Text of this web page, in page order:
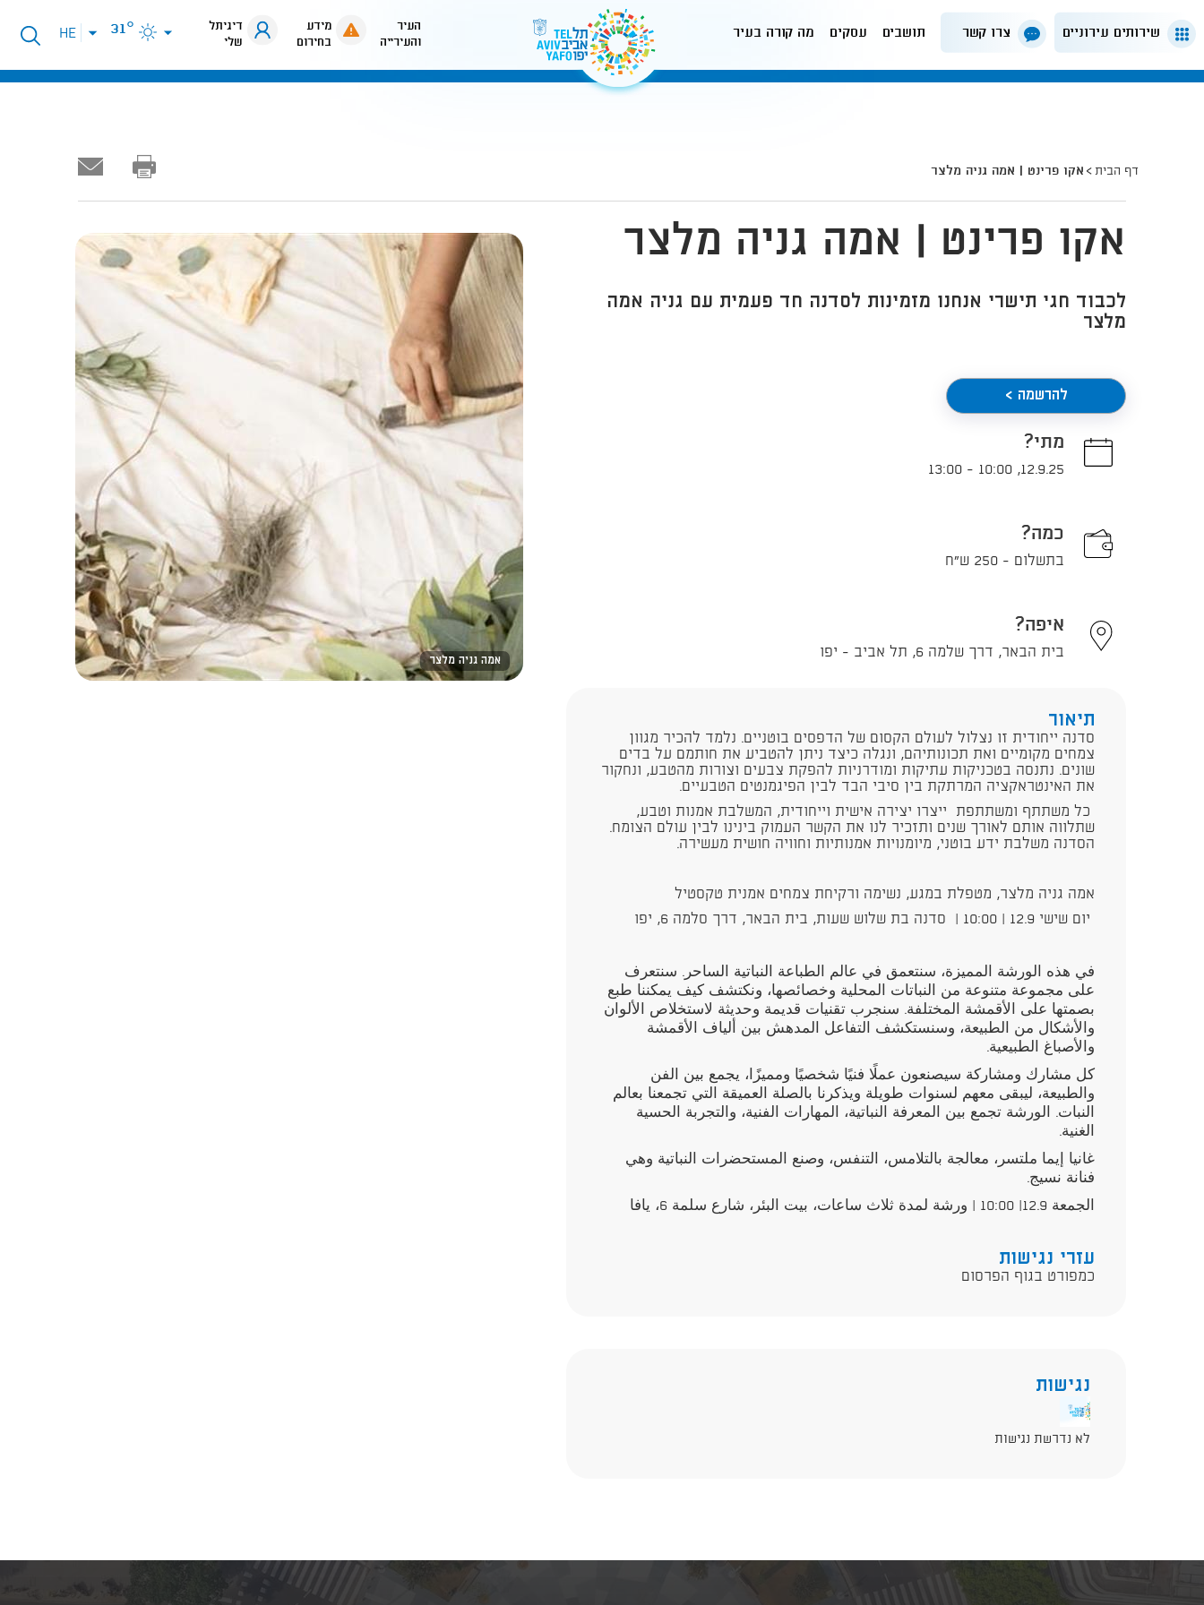
שירותים עירוניים צרו קשר תושבים עסקים מה קורה בעיר
העיר
והעירייה
מידע
בחירום
דיגיתל
שלי
31°
פתיחת
תפריט
HE
דף הבית אקו פרינט | אמה גניה מלצר
אמה גניה מלצר
אקו פרינט | אמה גניה מלצר
לכבוד חגי תישרי אנחנו מזמינות לסדנה חד פעמית עם גניה אמה
מלצר
להרשמה >
מתי?
12.9.25
,
10:00
-
13:00
כמה?
בתשלום - 250 ש"ח
איפה?
בית הבאר, דרך שלמה 6, תל אביב - יפו
תיאור
סדנה ייחודית זו נצלול לעולם הקסום של הדפסים בוטניים. נלמד להכיר מגוון
צמחים מקומיים ואת תכונותיהם, ונגלה כיצד ניתן להטביע את חותמם על בדים
שונים. נתנסה בטכניקות עתיקות ומודרניות להפקת צבעים וצורות מהטבע, ונחקור
את האינטראקציה המרתקת בין סיבי הבד לבין הפיגמנטים הטבעיים.
כל משתתף ומשתתפת ייצרו יצירה אישית וייחודית, המשלבת אמנות וטבע,
שתלווה אותם לאורך שנים ותזכיר לנו את הקשר העמוק בינינו לבין עולם הצומח.
הסדנה משלבת ידע בוטני, מיומנויות אמנותיות וחוויה חושית מעשירה.
אמה גניה מלצר, מטפלת במגע, נשימה ורקיחת צמחים אמנית טקסטיל
יום שישי 12.9 | 10:00 | סדנה בת שלוש שעות, בית הבאר, דרך סלמה 6, יפו
في هذه الورشة المميزة، سنتعمق في عالم الطباعة النباتية الساحر. سنتعرف
على مجموعة متنوعة من النباتات المحلية وخصائصها، ونكتشف كيف يمكننا طبع
بصمتها على الأقمشة المختلفة. سنجرب تقنيات قديمة وحديثة لاستخلاص الألوان
والأشكال من الطبيعة، وسنستكشف التفاعل المدهش بين ألياف الأقمشة
والأصباغ الطبيعية.
كل مشارك ومشاركة سيصنعون عملًا فنيًا شخصيًا ومميزًا، يجمع بين الفن
والطبيعة، ليبقى معهم لسنوات طويلة ويذكرنا بالصلة العميقة التي تجمعنا بعالم
النبات. الورشة تجمع بين المعرفة النباتية، المهارات الفنية، والتجربة الحسية
الغنية.
غانيا إيما ملتسر، معالجة بالتلامس، التنفس، وصنع المستحضرات النباتية وهي
فنانة نسيج.
الجمعة 12.9| 10:00 | ورشة لمدة ثلاث ساعات، بيت البئر، شارع سلمة 6، يافا
עזרי נגישות
כמפורט בגוף הפרסום
נגישות
לא נדרשת נגישות